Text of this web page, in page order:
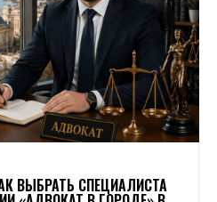
ВЫБРАТЬ СПЕЦИАЛИСТА